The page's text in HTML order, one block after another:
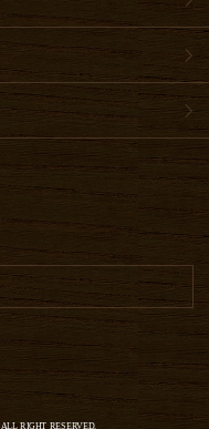
RIGHT RESERVED.